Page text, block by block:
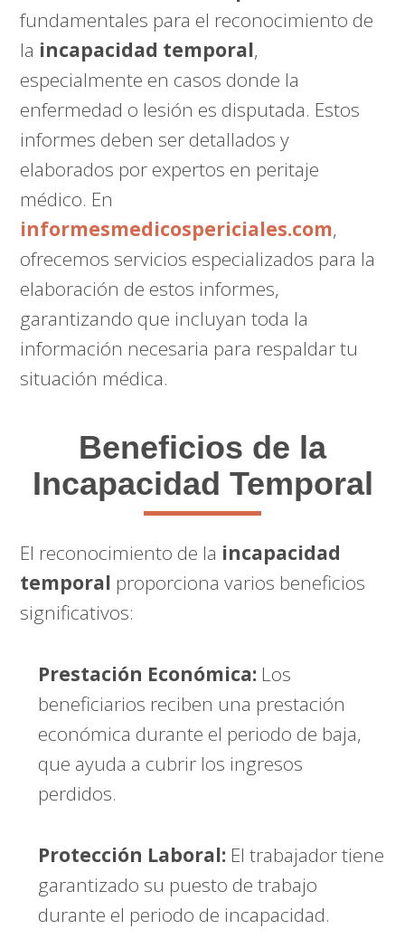
fundamentales para el reconocimiento de
la incapacidad temporal,
especialmente en casos donde la
enfermedad o lesión es disputada. Estos
informes deben ser detallados y
elaborados por expertos en peritaje
médico. En
informesmedicospericiales.com,
ofrecemos servicios especializados para la
elaboración de estos informes,
garantizando que incluyan toda la
información necesaria para respaldar tu
situación médica.
Beneficios de la
Incapacidad Temporal
El reconocimiento de la incapacidad
temporal proporciona varios beneficios
significativos:
Prestación Económica: Los
beneficiarios reciben una prestación
económica durante el periodo de baja,
que ayuda a cubrir los ingresos
perdidos.
Protección Laboral: El trabajador tiene
garantizado su puesto de trabajo
durante el periodo de incapacidad.